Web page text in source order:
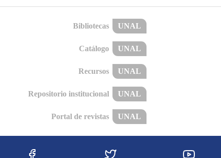
Bibliotecas UNAL
Catálogo UNAL
Recursos UNAL
Repositorio institucional UNAL
Portal de revistas UNAL